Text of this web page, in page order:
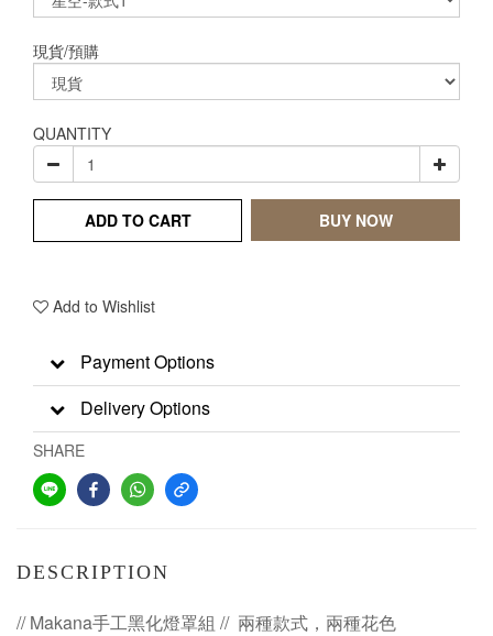
現貨/預購
QUANTITY
ADD TO CART BUY NOW
Add to Wishlist
Payment Options
Delivery Options
SHARE
DESCRIPTION
// Makana手工黑化燈罩組 // 兩種款式，兩種花色